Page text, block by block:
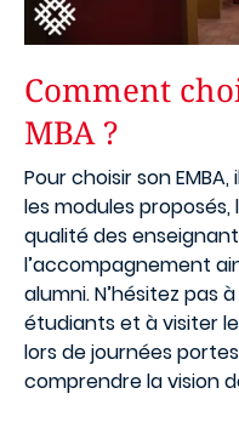
Comment
MBA ?
Pour choisir son
les modules proposés,
qualité des
l’accompagnement
alumni. N’hésitez pas
étudiants et à visiter
lors de journées
comprendre la vision